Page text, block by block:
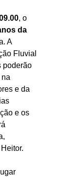
, o
da
A
Fluvial
poderão
e da
e os